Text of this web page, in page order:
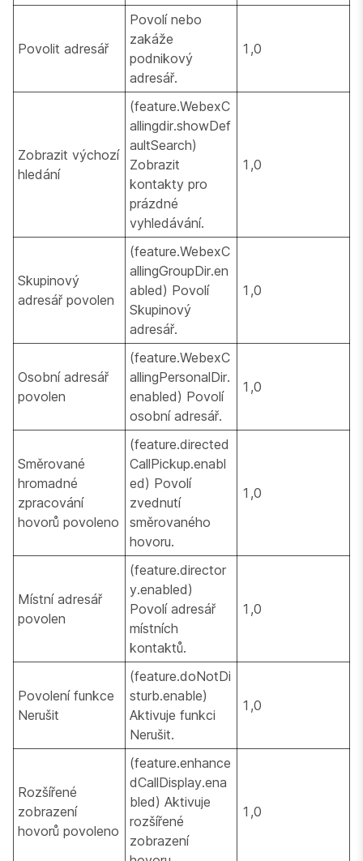
Povolit adresář
Povolí nebo
zakáže
podnikový
adresář.
1,0
Zobrazit výchozí
hledání
(feature.WebexC
allingdir.showDef
aultSearch)
Zobrazit
kontakty pro
prázdné
vyhledávání.
1,0
Skupinový
adresář povolen
(feature.WebexC
allingGroupDir.en
abled) Povolí
Skupinový
adresář.
1,0
Osobní adresář
povolen
(feature.WebexC
allingPersonalDir.
enabled) Povolí
osobní adresář.
1,0
Směrované
hromadné
zpracování
hovorů povoleno
(feature.directed
CallPickup.enabl
ed) Povolí
zvednutí
směrovaného
hovoru.
1,0
Místní adresář
povolen
(feature.director
y.enabled)
Povolí adresář
místních
kontaktů.
1,0
Povolení funkce
Nerušit
(feature.doNotDi
sturb.enable)
Aktivuje funkci
Nerušit.
1,0
Rozšířené
zobrazení
hovorů povoleno
(feature.enhance
dCallDisplay.ena
bled) Aktivuje
rozšířené
zobrazení
1,0